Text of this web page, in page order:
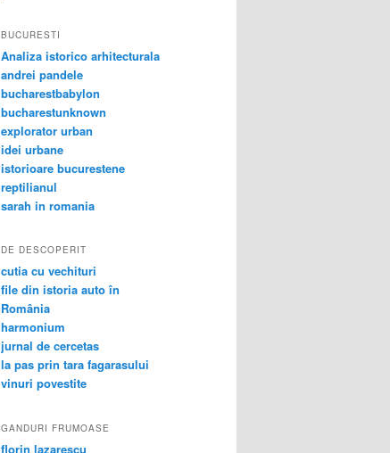
BUCURESTI
Analiza istorico arhitecturala
andrei pandele
bucharestbabylon
bucharestunknown
explorator urban
idei urbane
istorioare bucurestene
reptilianul
sarah in romania
DE DESCOPERIT
cutia cu vechituri
file din istoria auto în
România
harmonium
jurnal de cercetas
la pas prin tara fagarasului
vinuri povestite
GANDURI FRUMOASE
florin lazarescu